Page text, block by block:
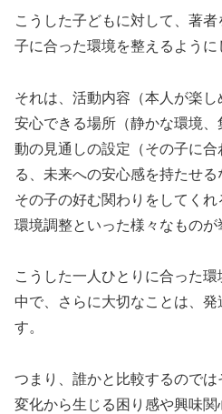
こうした子どもに対して、著
子に合った環境を整えるように
それは、活動内容（本人が楽し
安心できる場所（静かな環境
動の見通しの設定（その子に
る、未来への安心感を持たせ
その子の好む関わりをしてく
環境調整といった様々なものが
こうした一人ひとりに合った環
中で、さらに大切なことは、
す。
つまり、誰かと比較するので
変化から生じる困り感や興味